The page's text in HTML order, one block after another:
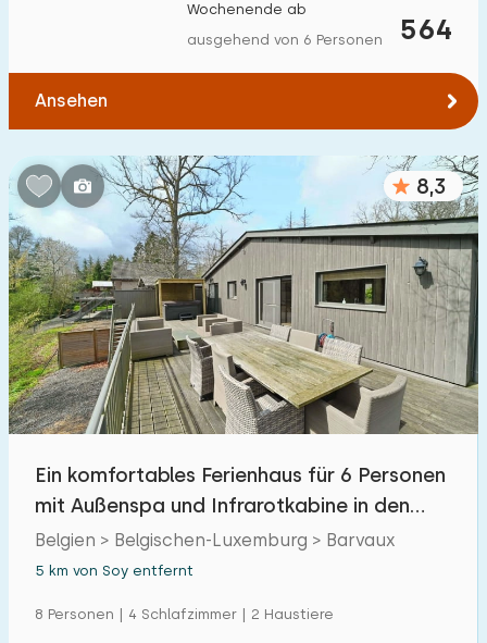
564
Wochenende ab
ausgehend von 6 Personen
Ansehen
8,3
Ein komfortables Ferienhaus für 6 Personen
mit Außenspa und Infrarotkabine in den
Ardennen
Belgien > Belgischen-Luxemburg > Barvaux
5 km von Soy entfernt
8 Personen | 4 Schlafzimmer | 2 Haustiere